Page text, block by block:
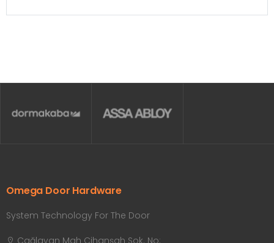
Omega Door Hardware
System Technology For The Door
Çağlayan Mah Cihanşah Sok. No: